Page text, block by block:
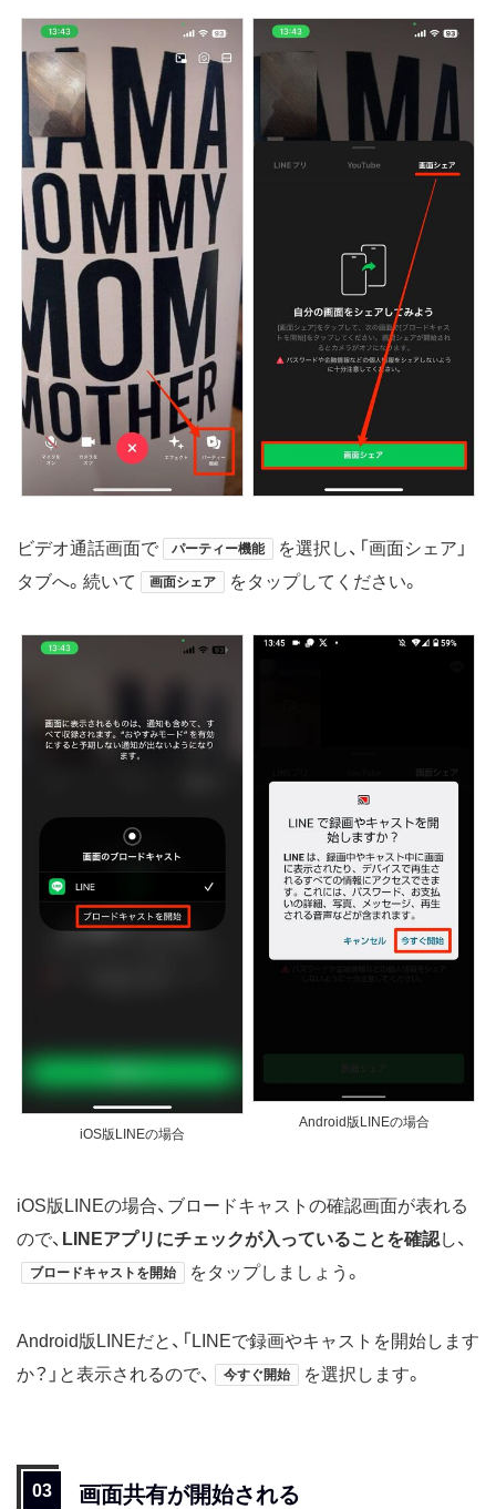
ビデオ通話画面で パーティー機能
を選択し、「画面シェア」
タブへ。続いて
画面シェア をタップしてください。
iOS版LINEの場合
Android版LINEの場合
iOS版LINEの場合、ブロードキャストの確認画面が表れる
ので、 LINEアプリにチェックが入っていることを確認し、
ブロードキャストを開始 をタップしましょう。
Android版LINEだと、「LINEで録画やキャストを開始します
か？」と表示されるので、
今すぐ開始 を選択します。
画面共有が開始される